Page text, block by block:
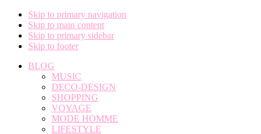
Skip to primary navigation
Skip to main content
Skip to primary sidebar
Skip to footer
BLOG
MUSIC
DECO-DESIGN
SHOPPING
VOYAGE
MODE HOMME
LIFESTYLE